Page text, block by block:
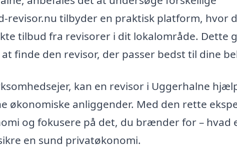
revisor.nu tilbyder en praktisk platform, hvor
tilbud fra revisorer i dit lokalområde. Dette
finde den revisor, der passer bedst til dine
kan en revisor i Uggerhalne
økonomiske anliggender. Med den rette
og fokusere på det, du brænder for – hvad
en sund privatøkonomi.